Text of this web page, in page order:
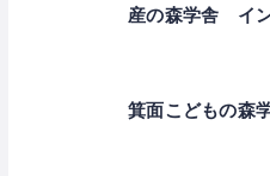
産の森学舎 イ
箕面こどもの森